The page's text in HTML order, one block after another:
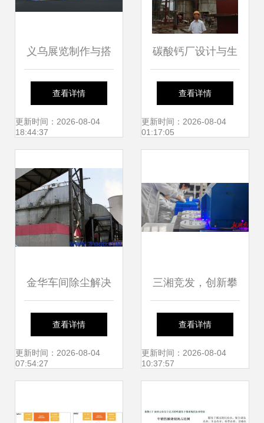
义乌展览制作与搭
建 一站式供应商与
专业维护服务
查看详情
更新时间：2026-08-04
18:44:37
碳酸钙厂设计与生
产销售技术服务全
流程解析
查看详情
更新时间：2026-08-04
01:17:05
金华车间除尘解决
方案 食品科技网一
站式供应与技术服
查看详情
更新时间：2026-08-04
07:54:27
三湘竞发，创新攀
高 湖南以科技创新
锻造核心竞争力新
查看详情
更新时间：2026-08-04
10:37:57